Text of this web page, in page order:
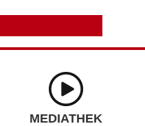
MEDIATHEK